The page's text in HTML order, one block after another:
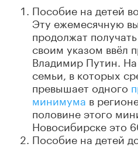
Пособие на детей
Эту ежемесячную
продолжат
своим указом ввёл
Владимир Путин.
семьи, в которых
превышает одного
минимума в
половине этого
Новосибирске это
Пособие на детей